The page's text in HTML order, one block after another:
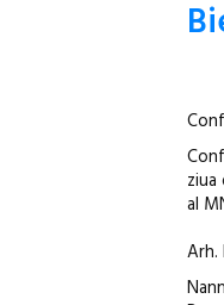
al
Arh.